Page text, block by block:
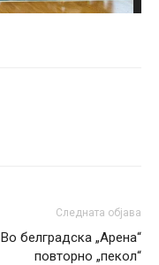
Следната објава
Во белградска „Арена“
повторно „пекол“